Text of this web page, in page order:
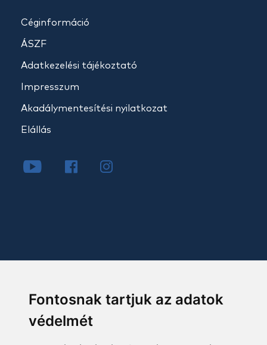
Fontosnak tartjuk az adatok
védelmét
Céginformáció
ÁSZF
Adatkezelési tájékoztató
Impresszum
Akadálymentesítési nyilatkozat
Elállás